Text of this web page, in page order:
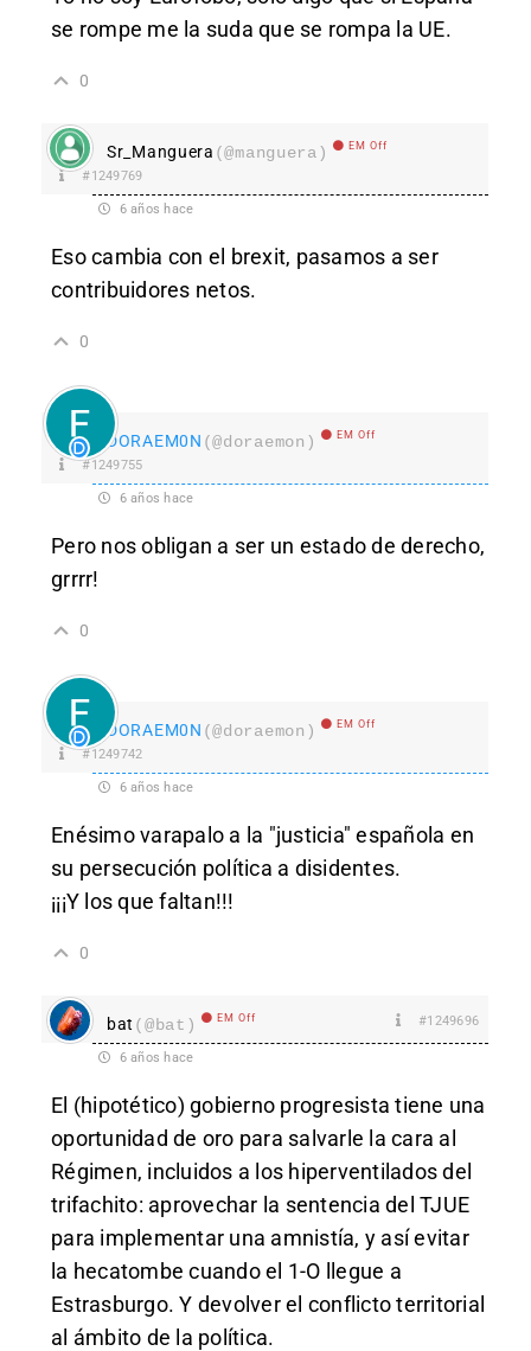
se rompe me la suda que se rompa la UE.
0
Sr_Manguera (@manguera) EM Off
#1249769
6 años hace
Eso cambia con el brexit, pasamos a ser
contribuidores netos.
0
DORAEM0N (@doraemon) EM Off
#1249755
6 años hace
Pero nos obligan a ser un estado de derecho,
grrrr!
0
DORAEM0N (@doraemon) EM Off
#1249742
6 años hace
Enésimo varapalo a la "justicia" española en
su persecución política a disidentes.
¡¡¡Y los que faltan!!!
0
bat (@bat) EM Off #1249696
6 años hace
El (hipotético) gobierno progresista tiene una
oportunidad de oro para salvarle la cara al
Régimen, incluidos a los hiperventilados del
trifachito: aprovechar la sentencia del TJUE
para implementar una amnistía, y así evitar
la hecatombe cuando el 1-O llegue a
Estrasburgo. Y devolver el conflicto territorial
al ámbito de la política.